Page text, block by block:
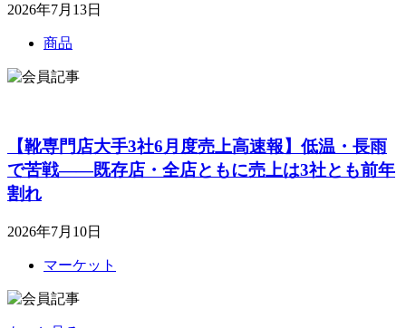
2026年7月13日
商品
【靴専門店大手3社6月度売上高速報】低温・長雨
で苦戦――既存店・全店ともに売上は3社とも前年
割れ
2026年7月10日
マーケット